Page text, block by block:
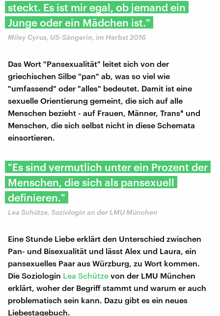
steckt. Es ist mir egal, ob jemand ein
Junge oder ein Mädchen ist."
Miley Cyrus, US-Sängerin, im Herbst 2016
Das Wort "Pansexualität" leitet sich von der
griechischen Silbe "pan" ab, was so viel wie
"umfassend" oder "alles" bedeutet. Damit ist eine
sexuelle Orientierung gemeint, die sich auf alle
Menschen bezieht - auf Frauen, Männer, Trans* und
Menschen, die sich selbst nicht in diese Schemata
einsortieren.
"Es sind vermutlich unter ein Prozent der
Menschen, die sich als pansexuell
definieren."
Lea Schütze, Soziologin an der LMU München
Eine Stunde Liebe erklärt den Unterschied zwischen
Pan- und Bisexualität und lässt Alex und Laura, ein
pansexuelles Paar aus Würzburg, zu Wort kommen.
Die Soziologin Lea Schütze von der LMU München
erklärt, woher der Begriff stammt und warum er auch
problematisch sein kann. Dazu gibt es ein neues
Liebestagebuch.